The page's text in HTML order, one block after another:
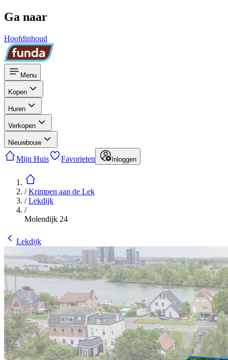
Ga naar
Hoofdinhoud
Menu
Kopen
Huren
Verkopen
Nieuwbouw
Mijn Huis Favorieten Inloggen
/Krimpen aan de Lek
/Lekdijk
/
Molendijk 24
Lekdijk